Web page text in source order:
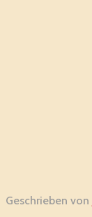
Geschrieben von